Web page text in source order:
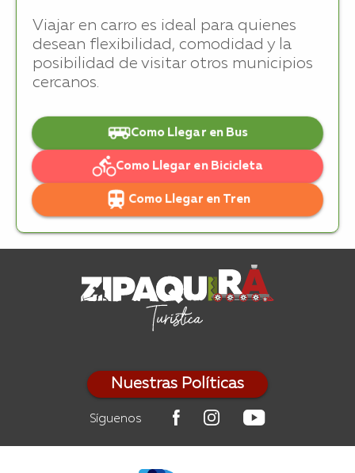
Viajar en carro es ideal para quienes
desean flexibilidad, comodidad y la
posibilidad de visitar otros municipios
cercanos.
Como Llegar en Bus
Como Llegar en Bicicleta
Como Llegar en Tren
Nuestras Políticas
Síguenos